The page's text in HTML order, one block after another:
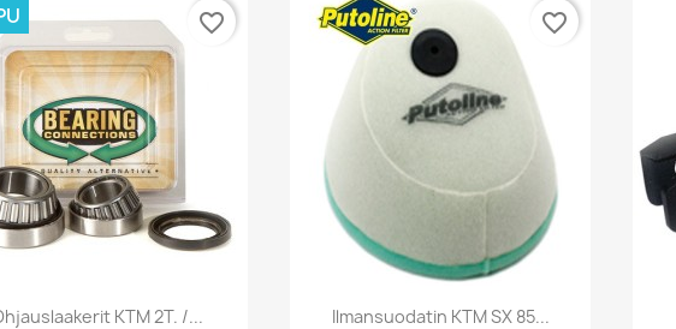
Pikakatselu
KTM 2T. /...
favorite_border
Pikakatselu
Ilmansuodatin KTM SX 85...
favorite_border